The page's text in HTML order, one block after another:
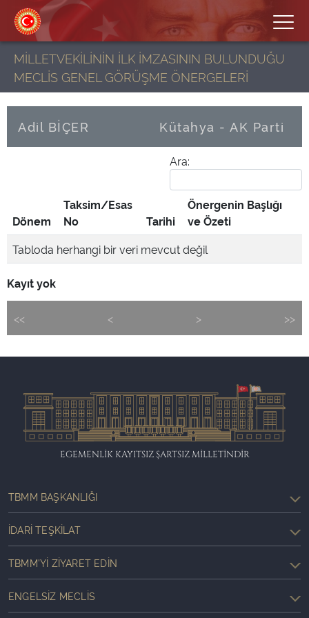
MİLLETVEKİLİNİN İLK İMZASININ BULUNDUĞU
MECLİS GENEL GÖRÜŞME ÖNERGELERİ
Adil BİÇER Kütahya - AK Parti
Ara:
Dönem
Taksim/Esas
No
Tarihi
Önergenin Başlığı
ve Özeti
Tabloda herhangi bir veri mevcut değil
Kayıt yok
<< < > >>
EGEMENLİK KAYITSIZ ŞARTSIZ MİLLETİNDİR
TBMM BAŞKANLIĞI
İDARI TEŞKILAT
TBMM'YI ZIYARET EDIN
ENGELSIZ MECLIS